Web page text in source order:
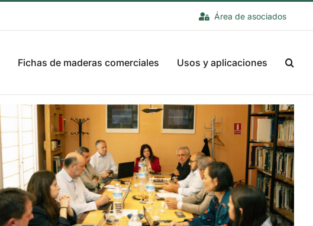
Área de asociados
Fichas de maderas comerciales Usos y aplicaciones